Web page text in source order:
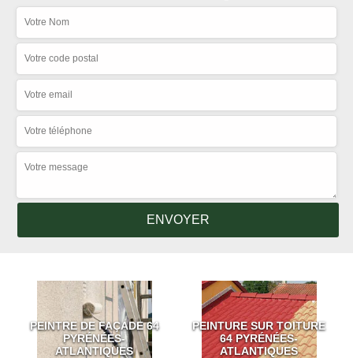
PEINTRE DE FAÇADE 64
PYRÉNÉES-
ATLANTIQUES
PEINTURE SUR TOITURE
64 PYRÉNÉES-
ATLANTIQUES